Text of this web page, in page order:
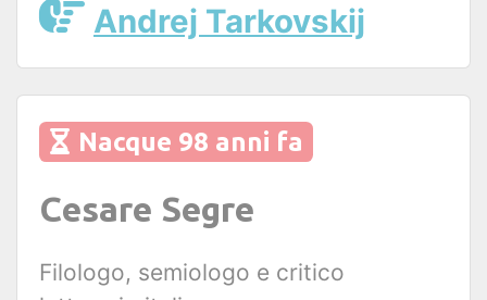
Andrej Tarkovskij
Nacque 98 anni fa
Cesare Segre
Filologo, semiologo e critico